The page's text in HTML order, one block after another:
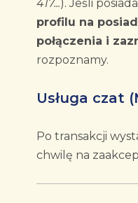
417...). Jeśli
profilu na
połączenia i
rozpoznamy.
Usługa czat
Po transakcji
chwilę na